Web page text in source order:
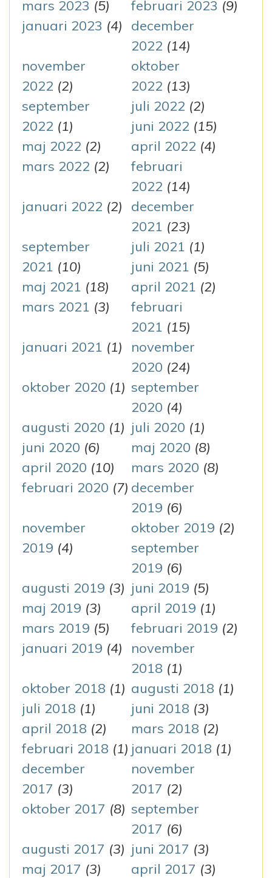
mars 2023 (5) februari 2023 (9)
januari 2023 (4)
december
2022 (14)
november
2022 (2)
oktober
2022 (13)
september
2022 (1)
juli 2022 (2)
juni 2022 (15)
maj 2022 (2) april 2022 (4)
mars 2022 (2)
februari
2022 (14)
januari 2022 (2)
december
2021 (23)
september
2021 (10)
juli 2021 (1)
juni 2021 (5)
maj 2021 (18) april 2021 (2)
mars 2021 (3)
februari
2021 (15)
januari 2021 (1)
november
2020 (24)
oktober 2020 (1) september
2020 (4)
augusti 2020 (1) juli 2020 (1)
juni 2020 (6) maj 2020 (8)
april 2020 (10) mars 2020 (8)
februari 2020 (7) december
2019 (6)
november
2019 (4)
oktober 2019 (2)
september
2019 (6)
augusti 2019 (3) juni 2019 (5)
maj 2019 (3) april 2019 (1)
mars 2019 (5) februari 2019 (2)
januari 2019 (4)
november
2018 (1)
oktober 2018 (1) augusti 2018 (1)
juli 2018 (1) juni 2018 (3)
april 2018 (2) mars 2018 (2)
februari 2018 (1) januari 2018 (1)
december
2017 (3)
november
2017 (2)
oktober 2017 (8) september
2017 (6)
augusti 2017 (3) juni 2017 (3)
maj 2017 (3) april 2017 (3)